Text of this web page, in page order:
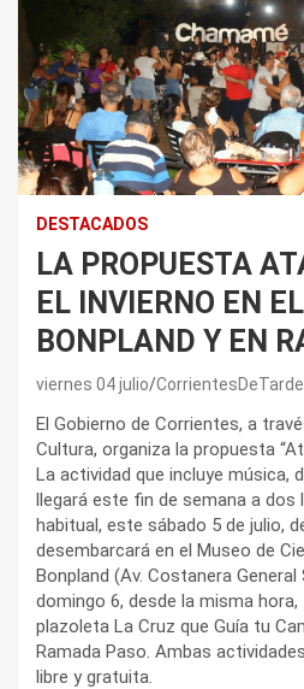
DESTACADOS
LA PROPUESTA
EL INVIERNO EN
BONPLAND Y EN
viernes 04 julio
El Gobierno de Corrientes, a
Cultura, organiza la propuesta
La actividad que incluye música,
llegará este fin de semana a dos
habitual, este sábado 5 de julio,
desembarcará en el Museo de
Bonpland (Av. Costanera General
domingo 6, desde la misma
plazoleta La Cruz que Guía tu
Ramada Paso. Ambas
libre y gratuita.